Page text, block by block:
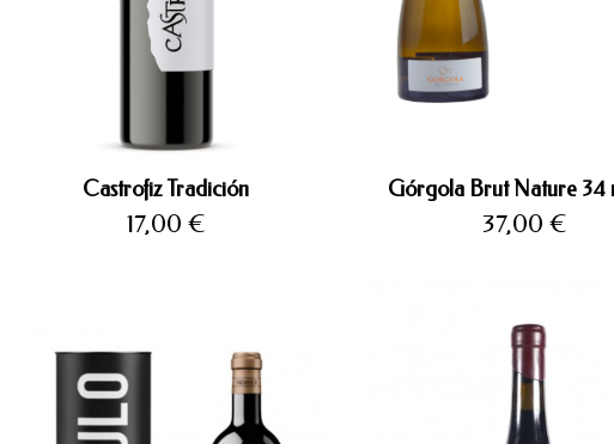
Castrofiz Tradición
Precio
17,00 €
Górgola Brut Nature 34
Precio
37,00 €